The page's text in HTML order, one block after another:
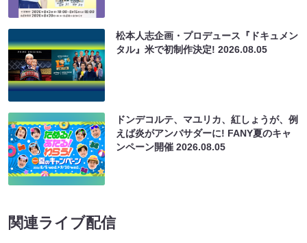
松本人志企画・プロデュース『ドキュメン
タル』米で初制作決定!2026.08.05
ドンデコルテ、マユリカ、紅しょうが、例
えば炎がアンバサダーに! FANY夏のキャ
ンペーン開催2026.08.05
関連ライブ配信